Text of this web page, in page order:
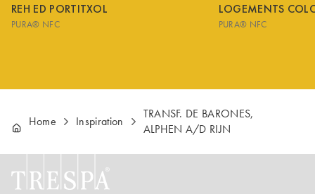
REH ED PORTITXOL
PURA® NFC
LOGEMENTS
PURA® NFC
Home Inspiration
TRANSF. DE BARONES,
ALPHEN A/D RIJN